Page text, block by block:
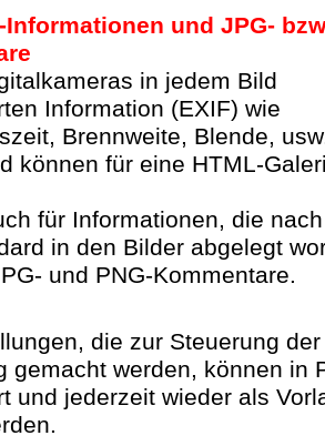
Informationen und JPG-
in jedem Bild
Information (EXIF) wie
Brennweite, Blende,
können für eine HTML-
für Informationen, die
in den Bilder abgelegt
und PNG-Kommentare.
die zur Steuerung der
gemacht werden, können in
und jederzeit wieder als